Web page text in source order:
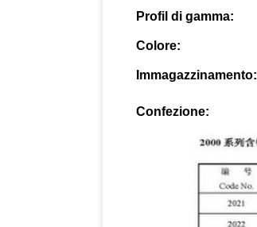
Profil di gamma:
Colore:
Immagazzinamento:
Confezione: